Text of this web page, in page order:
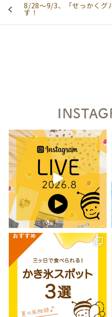
8/28～9/3、「せっかくグ
す！